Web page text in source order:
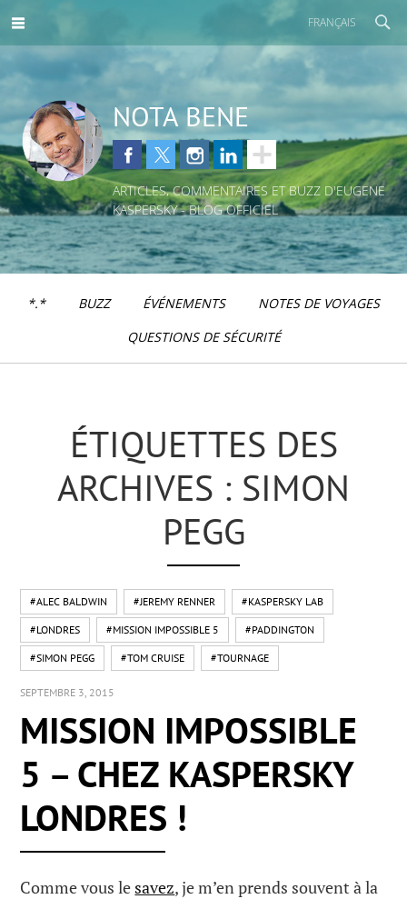
FRANÇAIS
NOTA BENE
ARTICLES, COMMENTAIRES ET BUZZ D'EUGENE
KASPERSKY - BLOG OFFICIEL
*.* BUZZ ÉVÉNEMENTS
NOTES DE VOYAGES
QUESTIONS DE SÉCURITÉ
ÉTIQUETTES DES
ARCHIVES : SIMON
PEGG
#ALEC BALDWIN #JEREMY RENNER #KASPERSKY LAB
#LONDRES #MISSION IMPOSSIBLE 5 #PADDINGTON
#SIMON PEGG #TOM CRUISE #TOURNAGE
SEPTEMBRE 3, 2015
MISSION IMPOSSIBLE
5 – CHEZ KASPERSKY
LONDRES !
Comme vous le savez, je m’en prends souvent à la